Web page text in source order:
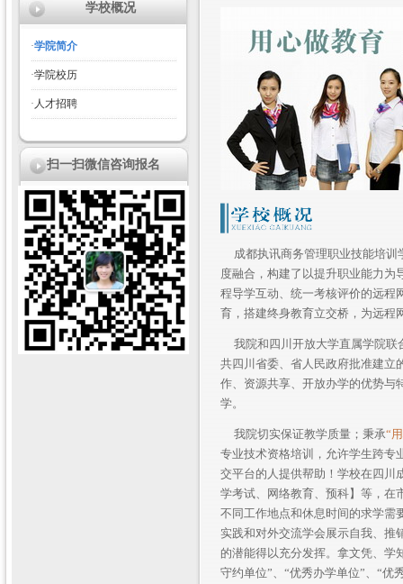
学校概况
·学院简介
·学院校历
· 人才招聘
扫一扫微信咨询报名
成都执讯商务管理职业技能培
度融合，构建了以提升职业能力为
程导学互动、统一考核评价的远程
育，搭建终身教育立交桥，为远程
我院和四川开放大学直属学院联
共四川省委、省人民政府批准建立
作、资源共享、开放办学的优势与
学。
我院切实保证教学质量；秉承“
专业技术资格培训，允许学生跨专
交平台的人提供帮助！学校在四川
学考试、网络教育、预科】等，在
不同工作地点和休息时间的求学需
实践和对外交流学会展示自我、推
的潜能得以充分发挥。拿文凭、学
守约单位”、“优秀办学单位”、“优